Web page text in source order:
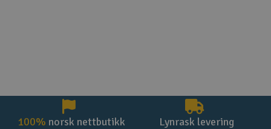
100% norsk nettbutikk Lynrask levering